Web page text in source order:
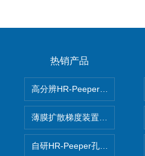
热销产品
高分辨HR-Peeper采样器孔隙
薄膜扩散梯度装置 Agl DGT
自研HR-Peeper孔隙水采样器